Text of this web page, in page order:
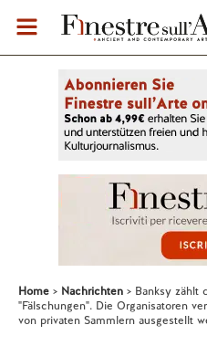
Home Nachrichten
Banksy zählt
"Fälschungen". Die Organisatoren
von privaten Sammlern ausgestellt